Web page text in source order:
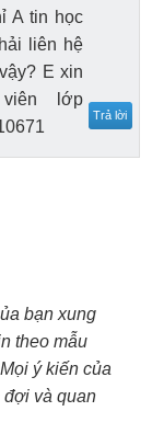
A tin học
liên hệ
E xin
lớp
Trả lời
bạn xung
theo mẫu
ý kiến của
đợi và quan